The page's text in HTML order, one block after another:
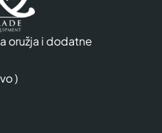
oružja i dodatne
)